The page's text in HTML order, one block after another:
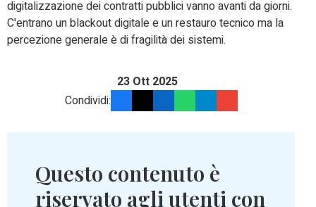
digitalizzazione dei contratti pubblici vanno avanti da giorni.
C'entrano un blackout digitale e un restauro tecnico ma la
percezione generale è di fragilità dei sistemi.
23 Ott 2025
Condividi:
Questo contenuto è
riservato agli utenti con